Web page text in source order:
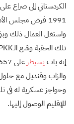
الكردستاني إلى صراع
1991 فرض مجلس
واستغل العمال ذلك
إنه بات يسيطر
وحواجز عسكرية له في
للإقليم الوصول إليها.